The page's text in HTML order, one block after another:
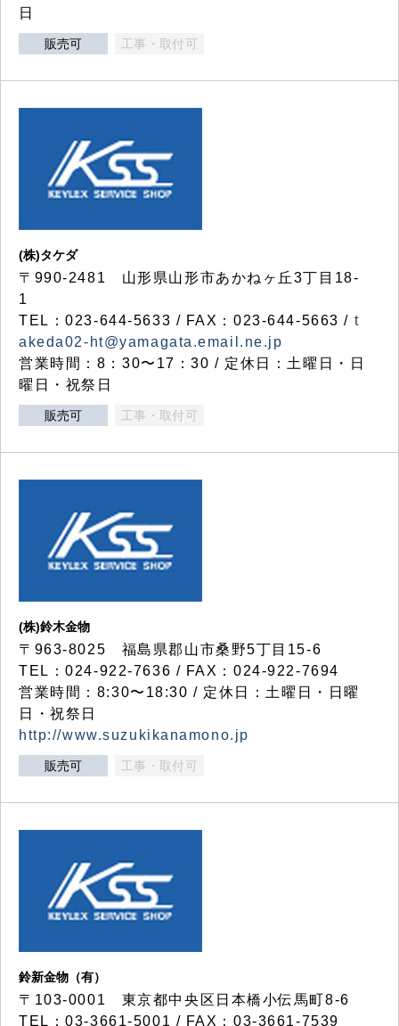
日
販売可 工事・取付可
(株)タケダ
〒990-2481 山形県山形市あかねヶ丘3丁目18-
1
TEL：023-644-5633 / FAX：023-644-5663 / t
akeda02-ht@yamagata.email.ne.jp
営業時間：8：30〜17：30 / 定休日：土曜日・日
曜日・祝祭日
販売可 工事・取付可
(株)鈴木金物
〒963-8025 福島県郡山市桑野5丁目15-6
TEL：024-922-7636 / FAX：024-922-7694
営業時間：8:30〜18:30 / 定休日：土曜日・日曜
日・祝祭日
http://www.suzukikanamono.jp
販売可 工事・取付可
鈴新金物（有）
〒103-0001 東京都中央区日本橋小伝馬町8-6
TEL：03-3661-5001 / FAX：03-3661-7539